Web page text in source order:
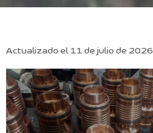
Actualizado el 11 de julio de 2026